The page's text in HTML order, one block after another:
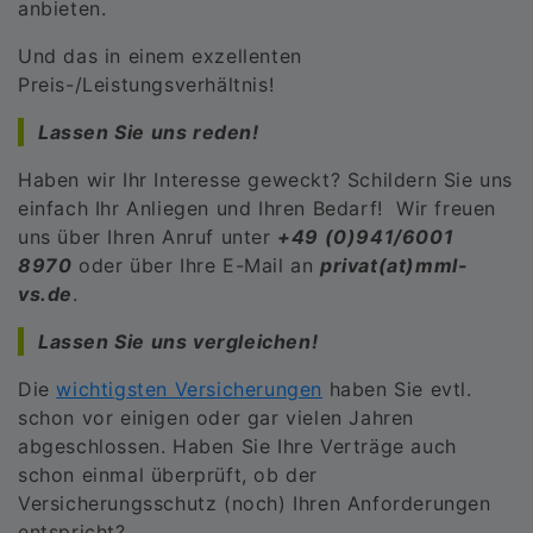
anbieten.
Und das in einem exzellenten
Preis-/Leistungsverhältnis!
Lassen Sie uns reden!
Haben wir Ihr Interesse geweckt? Schildern Sie uns
einfach Ihr Anliegen und Ihren Bedarf! Wir freuen
uns über Ihren Anruf unter +49 (0)941/6001
8970 oder über Ihre E-Mail anprivat(at)mml-
vs.de.
Lassen Sie uns vergleichen!
Diewichtigsten Versicherungen haben Sie evtl.
schon vor einigen oder gar vielen Jahren
abgeschlossen. Haben Sie Ihre Verträge auch
schon einmal überprüft, ob der
Versicherungsschutz (noch) Ihren Anforderungen